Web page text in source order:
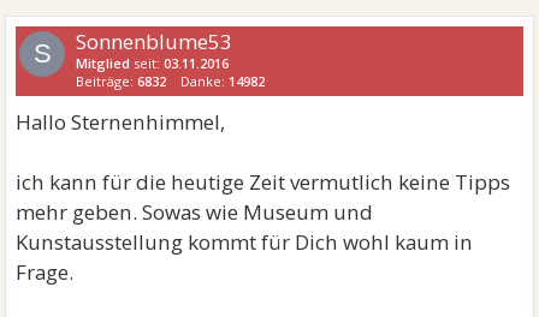
S Sonnenblume53
Mitglied seit:03.11.2016
Beiträge:6832 Danke: 14982
Hallo Sternenhimmel,
ich kann für die heutige Zeit vermutlich keine Tipps
mehr geben. Sowas wie Museum und
Kunstausstellung kommt für Dich wohl kaum in
Frage.